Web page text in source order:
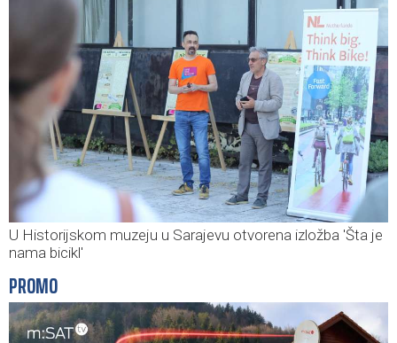
U Historijskom muzeju u Sarajevu otvorena izložba 'Šta je
nama bicikl'
PROMO